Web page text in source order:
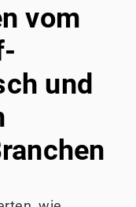
vom
und